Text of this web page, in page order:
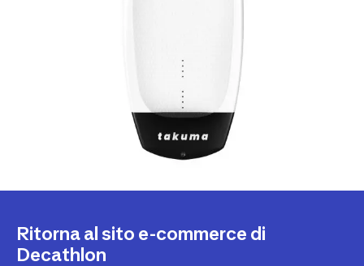
Ritorna al sito e-commerce di
Decathlon